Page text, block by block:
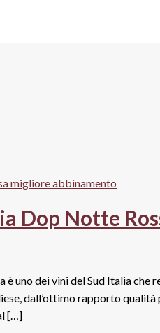
Dop Notte
uno dei vini del Sud Italia che
dall’ottimo rapporto
[…]